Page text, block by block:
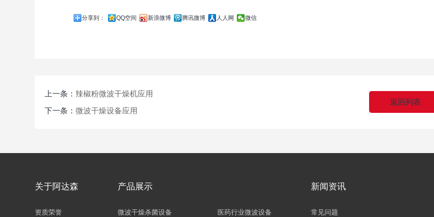
分享到： QQ空间 新浪微博 腾讯微博 人人网 微信
上一条： 辣椒粉微波干燥机应用
下一条： 微波干燥设备应用
返回列表
关于阿达森
资质荣誉
产品展示
微波干燥杀菌设备 医药行业微波设备
新闻资讯
常见问题